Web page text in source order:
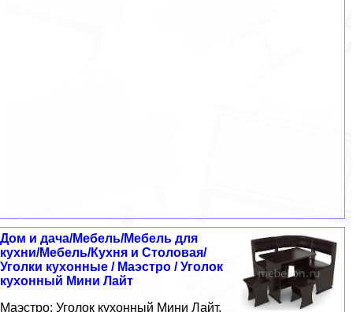
Дом и дача/Мебель/Мебель для
кухни/Мебель/Кухня и Столовая/
Уголки кухонные / Маэстро / Уголок
кухонный Мини Лайт
Маэстро: Уголок кухонный Мини Лайт.